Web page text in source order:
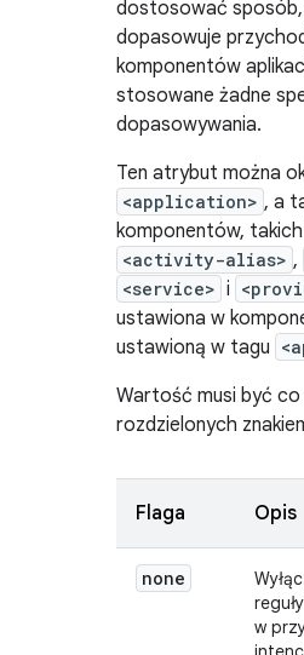
dostosować sposób,
dopasowuje
komponentów
stosowane żadne
dopasowywania.
Ten atrybut można
<application> , a
komponentów,
<activity-alias> ,
<service> i
ustawiona w
ustawioną w tagu
Wartość musi być co
rozdzielonych
Flaga Opis
none
w